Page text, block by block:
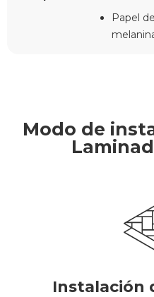
Papel
Modo de
Instalación